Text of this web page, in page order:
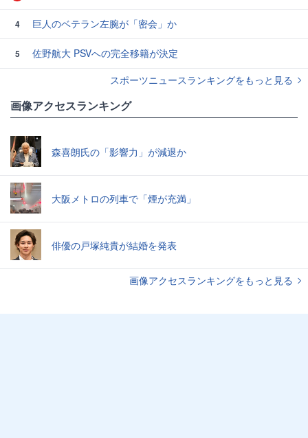
4 巨人のベテラン左腕が「密会」か
5
佐野航大 PSVへの完全移籍が決定
スポーツニュースランキングをもっと見る
画像アクセスランキング
森喜朗氏の「影響力」が減退か
大阪メトロの列車で「煙が充満」
俳優の戸塚純貴が結婚を発表
画像アクセスランキングをもっと見る